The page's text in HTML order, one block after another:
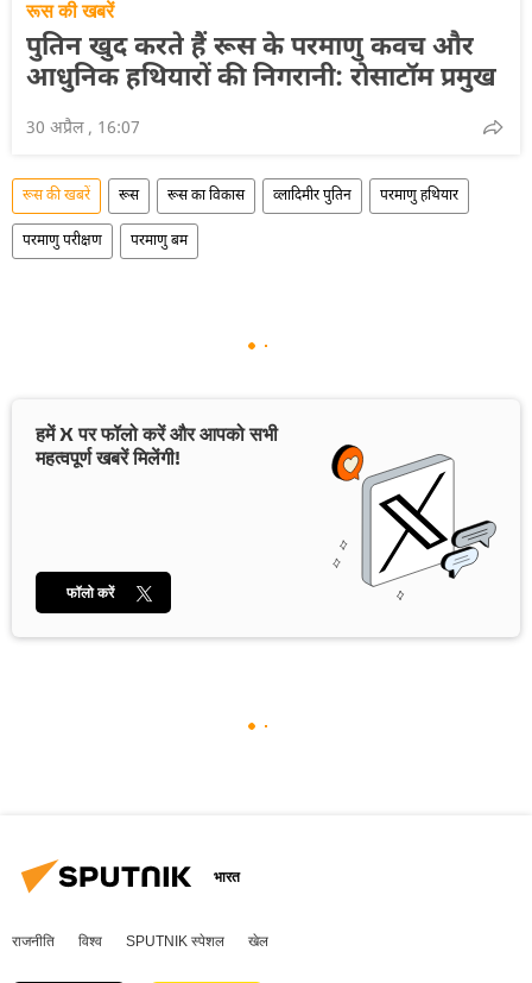
रूस की खबरें
पुतिन खुद करते हैं रूस के परमाणु कवच और
आधुनिक हथियारों की निगरानी: रोसाटॉम प्रमुख
30 अप्रैल , 16:07
रूस की खबरें रूस रूस का विकास व्लादिमीर पुतिन परमाणु हथियार
परमाणु परीक्षण परमाणु बम
हमें X पर फॉलो करें और आपको सभी
महत्वपूर्ण खबरें मिलेंगी!
फॉलो करें
भारत
राजनीति विश्व SPUTNIK स्पेशल खेल